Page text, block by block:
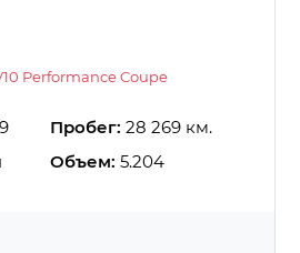
Performance Coupe
Пробег: 28 269 км.
Объем: 5.204